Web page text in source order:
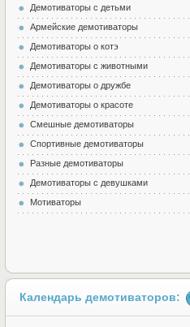
Демотиваторы с детьми
Армейские демотиваторы
Демотиваторы о котэ
Демотиваторы с животными
Демотиваторы о дружбе
Демотиваторы о красоте
Смешные демотиваторы
Спортивные демотиваторы
Разные демотиваторы
Демотиваторы с девушками
Мотиваторы
Календарь демотиваторов: